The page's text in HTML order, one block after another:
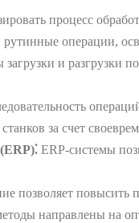
процесс
операции,
и разгрузки
за счет
ERP-системы
позволяет повысить
направлены на